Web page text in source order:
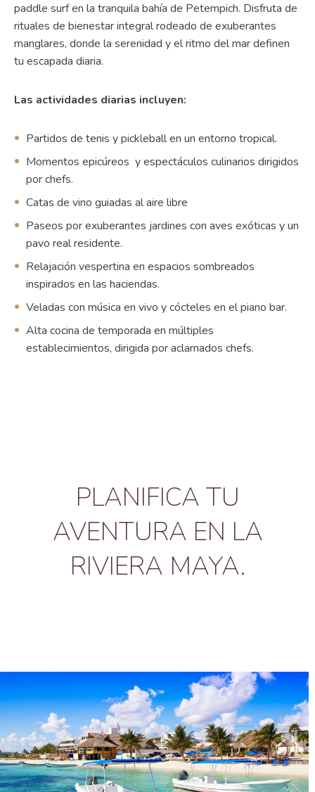
paddle surf en la tranquila bahía de Petempich. Disfruta de
rituales de bienestar integral rodeado de exuberantes
manglares, donde la serenidad y el ritmo del mar definen
tu escapada diaria.
Las actividades diarias incluyen:
Partidos de tenis y pickleball en un entorno tropical.
Momentos epicúreos y espectáculos culinarios dirigidos
por chefs.
Catas de vino guiadas al aire libre
Paseos por exuberantes jardines con aves exóticas y un
pavo real residente.
Relajación vespertina en espacios sombreados
inspirados en las haciendas.
Veladas con música en vivo y cócteles en el piano bar.
Alta cocina de temporada en múltiples
establecimientos, dirigida por aclamados chefs.
PLANIFICA TU
AVENTURA EN LA
RIVIERA MAYA.